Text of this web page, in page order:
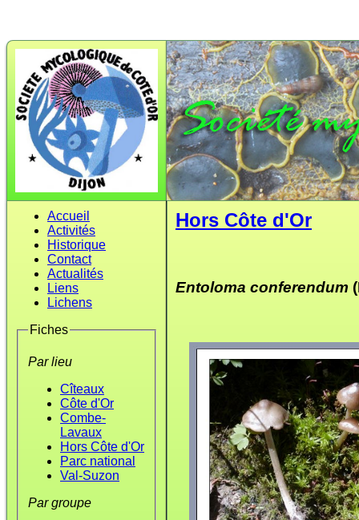
Accueil
Activités
Historique
Contact
Actualités
Liens
Lichens
Fiches
Par lieu
Cîteaux
Côte d'Or
Combe-
Lavaux
Hors Côte d'Or
Parc national
Val-Suzon
Par groupe
Hors Côte d'Or
Entoloma conferendum